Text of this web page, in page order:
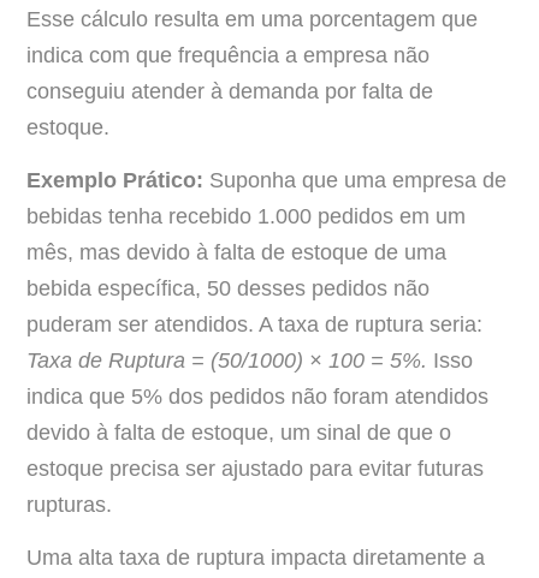
Esse cálculo resulta em uma porcentagem que
indica com que frequência a empresa não
conseguiu atender à demanda por falta de
estoque.
Exemplo Prático: Suponha que uma empresa de
bebidas tenha recebido 1.000 pedidos em um
mês, mas devido à falta de estoque de uma
bebida específica, 50 desses pedidos não
puderam ser atendidos. A taxa de ruptura seria:
Taxa de Ruptura = (50/1000) × 100 = 5%. Isso
indica que 5% dos pedidos não foram atendidos
devido à falta de estoque, um sinal de que o
estoque precisa ser ajustado para evitar futuras
rupturas.
Uma alta taxa de ruptura impacta diretamente a